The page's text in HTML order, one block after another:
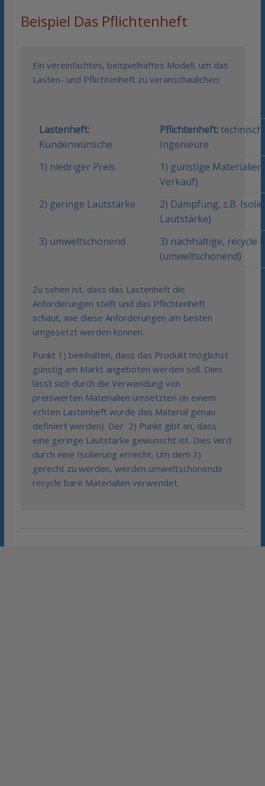
Beispiel Das Pflichtenheft
Ein vereinfachtes, beispielhaftes Modell, um das
Lasten- und Pflichtenheft zu veranschaulichen:
Lastenheft:
Kundenwünsche
Pflichtenheft:
Ingenieure
1) niedriger Preis
1) günstige
Verkauf)
2) geringe Lautstärke
2) Dämpfung, z.B.
Lautstärke)
3) umweltschonend
3) nachhaltige, recycle
(umweltschonend)
Zu sehen ist, dass das Lastenheft die
Anforderungen stellt und das Pflichtenheft
schaut, wie diese Anforderungen am besten
umgesetzt werden können.
Punkt 1) beinhalten, dass das Produkt möglichst
günstig am Markt angeboten werden soll. Dies
lässt sich durch die Verwendung von
preiswerten Materialien umsetzten (in einem
echten Lastenheft würde das Material genau
definiert werden). Der 2) Punkt gibt an, dass
eine geringe Lautstärke gewünscht ist. Dies wird
durch eine Isolierung erreicht. Um dem 3)
gerecht zu werden, werden umweltschonende
recycle bare Materialien verwendet.